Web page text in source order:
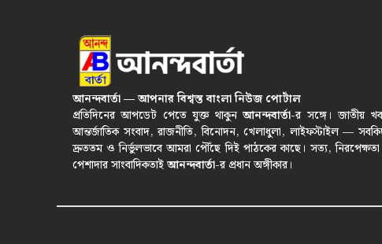
আনন্দবার্তা — আপনার বিশ্বস্ত বাংলা নিউজ পোর্টাল
প্রতিদিনের আপডেট পেতে যুক্ত থাকুনআনন্দবার্তা-র সঙ্গে। জাতীয়
আন্তর্জাতিক সংবাদ, রাজনীতি, বিনোদন, খেলাধুলা, লাইফস্টাইল —
দ্রুততম ও নির্ভুলভাবে আমরা পৌঁছে দিই পাঠকের কাছে। সত্য,
পেশাদার সাংবাদিকতাইআনন্দবার্তা-র প্রধান অঙ্গীকার।